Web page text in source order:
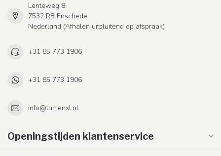
Lenteweg 8
7532 RB Enschede
Nederland (Afhalen uitsluitend op afspraak)
+31 85 773 1906
+31 85 773 1906
info@lumenxl.nl
Openingstijden klantenservice